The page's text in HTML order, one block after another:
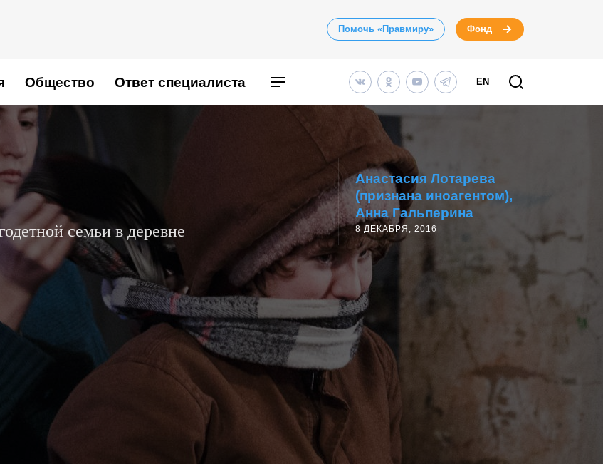
Помочь «Правмиру» Фонд
Общество Ответ специалиста EN
семьи в деревне
Анастасия Лотарева
(признана иноагентом)
Анна Гальперина
8 ДЕКАБРЯ, 2016